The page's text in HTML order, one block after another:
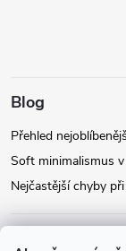
Blog
Přehled
Soft minimalismus
Nejčastější chyby